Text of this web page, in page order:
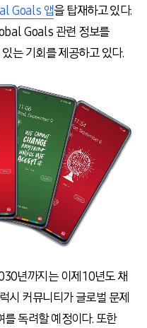
Goals 앱을 탑재하고 있다.
Goals 관련 정보를
는 기회를 제공하고 있다.
년까지는 이제 10년도 채
시 커뮤니티가 글로벌 문제
독려할 예정이다. 또한